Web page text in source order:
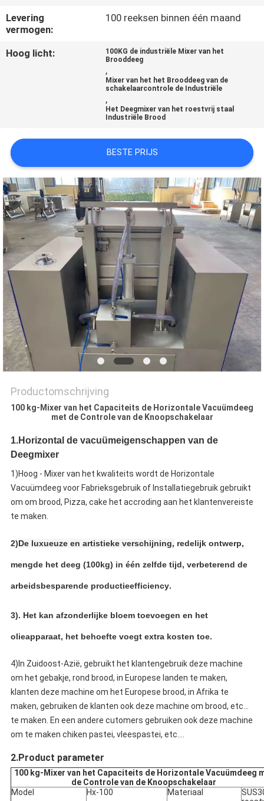
NIEUWS
SITEMAP
PRIVACY
POLICY
Levering
vermogen:
100 reeksen binnen één maand
Hoog licht:
100KG de industriële Mixer van het
Brooddeeg
,
Mixer van het het Brooddeeg van de
schakelaarcontrole de Industriële
,
Het Deegmixer van het roestvrij staal
Industriële Brood
BESTE PRIJS
Productomschrijving
100 kg-Mixer van het Capaciteits de Horizontale Vacuümdeeg
met de Controle van de Knoopschakelaar
1.Horizontal de vacuümeigenschappen van de
Deegmixer
1)Hoog - Mixer van het kwaliteits wordt de Horizontale
Vacuümdeeg voor Fabrieksgebruik of Installatiegebruikgebruikt
om om brood, Pizza, cake het accroding aan het klantenvereiste
te maken.
2)De luxueuze en artistieke verschijning, redelijk ontwerp,
mengde het deeg (100kg) in één zelfde tijd, verbeterend de
arbeidsbesparendeproductieefficiency.
3). Het kan afzonderlijke bloem toevoegen en het
olieapparaat, het behoefte voegt extra kosten toe.
4) In Zuidoost-Azië, gebruikt het klantengebruik deze machine
om het gebakje, rond brood, in Europese landen te maken,
klanten deze machine om het Europese brood, in Afrika te
maken, gebruiken de klanten ook deze machine om brood, etc…
te maken. En een andere cutomers gebruiken ook deze machine
om te maken chiken pastei, vleespastei, etc….
2.Product parameter
100 kg-Mixer van het Capaciteits de Horizontale Vacuümdeeg
de Controle van de Knoopschakelaar
Model
Hx-100 Materiaal